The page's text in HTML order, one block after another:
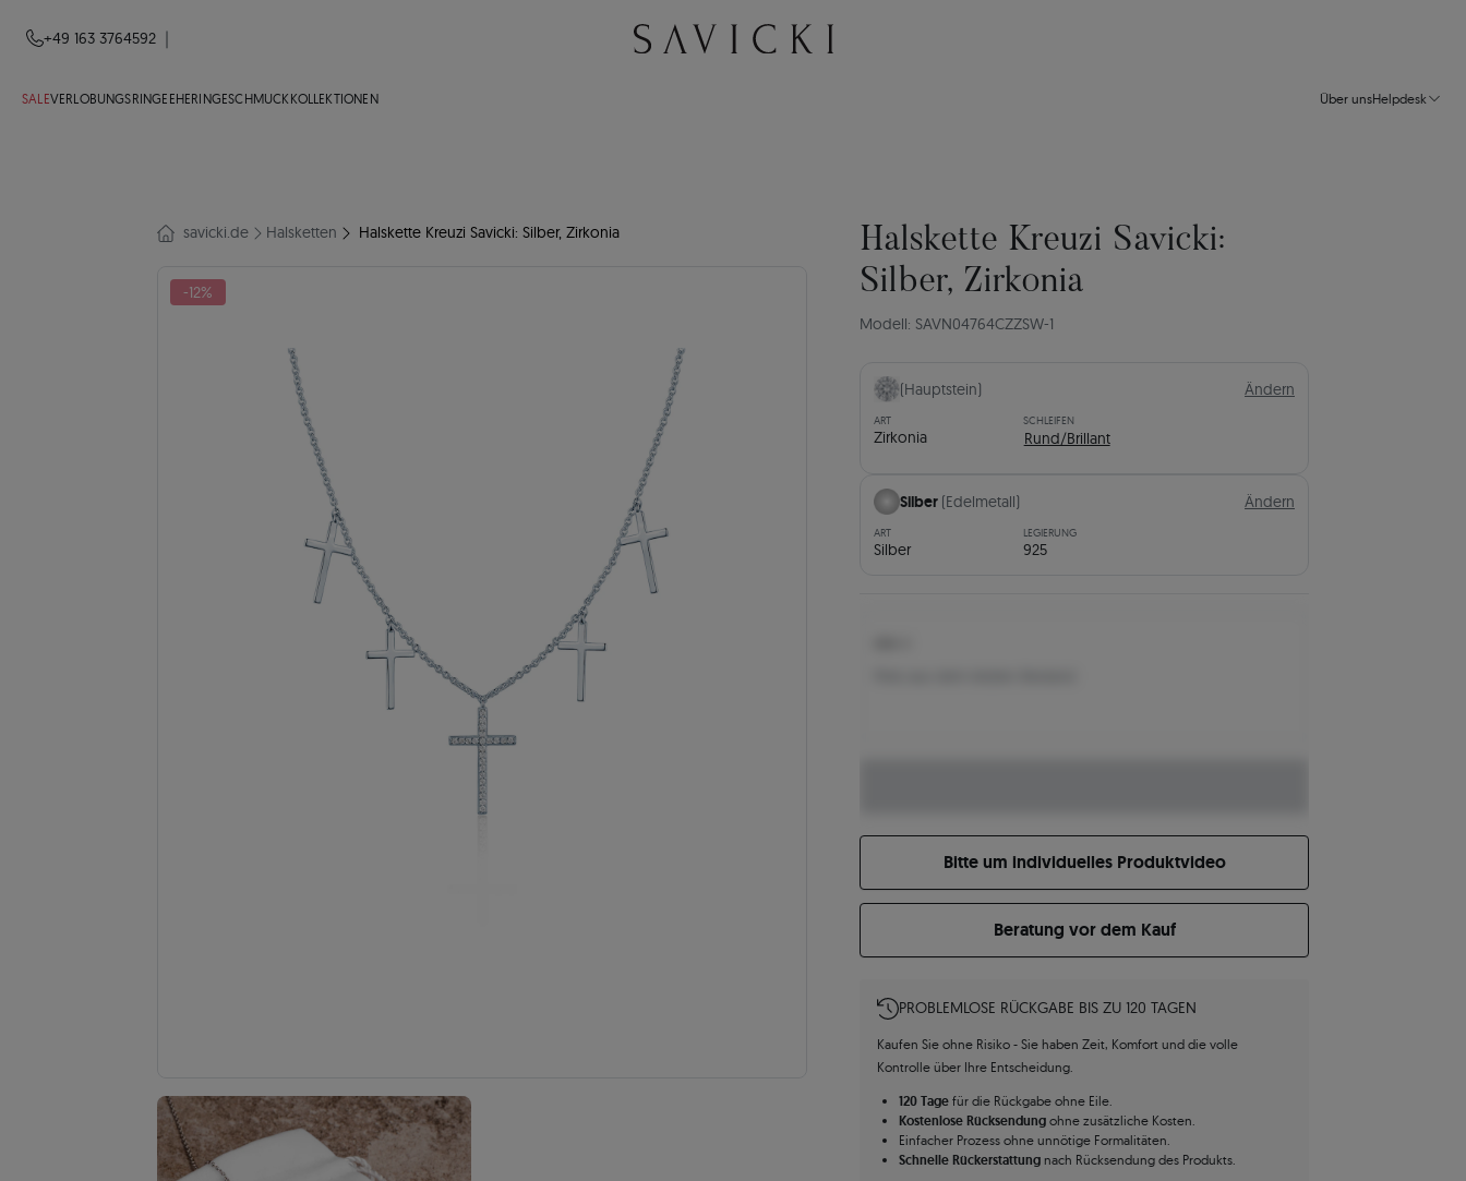
+49 163 3764592
SALEVERLOBUNGSRINGE EHERINGESCHMUCKKOLLEKTIONEN Über unsHelpdesk
savicki.de Halsketten Halskette Kreuzi Savicki: Silber, Zirkonia
-12%
Halskette Kreuzi Savicki:
Silber, Zirkonia
Modell: SAVN04764CZZSW-1
(Hauptstein) Ändern
ART
Zirkonia
SCHLEIFEN
Rund/Brillant
Silber (Edelmetall) Ändern
ART
Silber
LEGIERUNG
925
Bitte um individuelles Produktvideo
Beratung vor dem Kauf
PROBLEMLOSE RÜCKGABE BIS ZU 120 TAGEN
Kaufen Sie ohne Risiko - Sie haben Zeit, Komfort und die volle
Kontrolle über Ihre Entscheidung.
120 Tage für die Rückgabe ohne Eile.
Kostenlose Rücksendung ohne zusätzliche Kosten.
Einfacher Prozess ohne unnötige Formalitäten.
Schnelle Rückerstattung nach Rücksendung des Produkts.